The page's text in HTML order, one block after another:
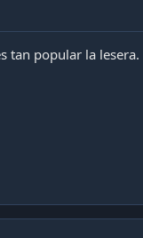
tan popular la lesera.